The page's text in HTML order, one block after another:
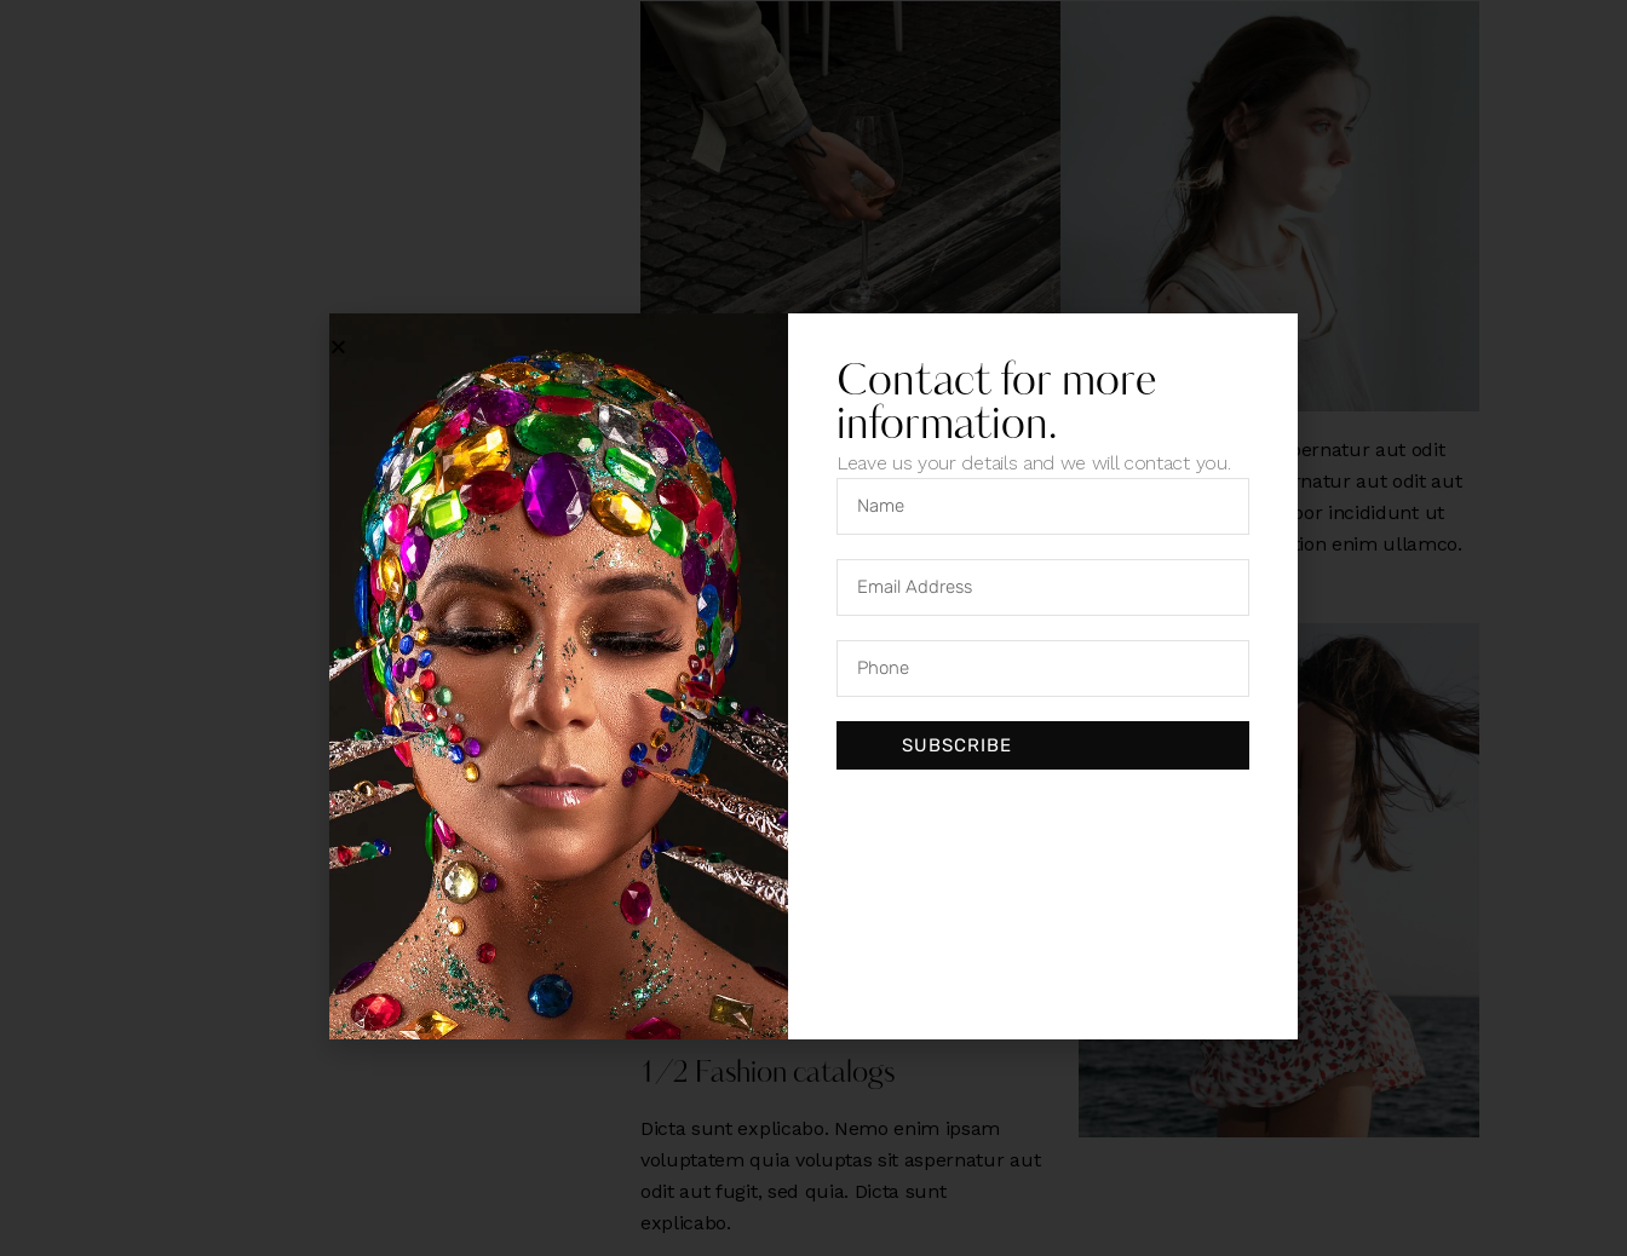
Dicta sunt explicabo. Nemo enim ipsam voluptatem quia voluptas sit aspernatur aut odit
aut fugit, sed quia. Nemo enim ipsam voluptatem quia voluptas sit aspernatur aut odit aut
fugit, sed quia. Dicta sunt explicabo. Adipiscing elit, sed do eiusmod tempor incididunt ut
labore et dolore magna aliqua. Ut enim ad veniam quis nostrud exercitation enim ullamco.
Nemo magna ipsam
Voluptatem Quia Voluptas.
Dicta sunt explicabo. Nemo enim ipsam
voluptatem quia voluptas sit aspernatur aut
odit aut fugit, sed quia. Nemo enim ipsam
voluptatem quia voluptas sit aspernatur aut
odit aut fugit, sed quia.
1/1 Beauty photos
Dicta sunt explicabo. Nemo enim ipsam
voluptatem quia voluptas sit aspernatur aut
odit aut fugit, sed dolore sed do magna
quia.
1/2 Fashion catalogs
Dicta sunt explicabo. Nemo enim ipsam
voluptatem quia voluptas sit aspernatur aut
odit aut fugit, sed quia. Dicta sunt
explicabo.
Contact for more
information.
Leave us your details and we will contact you.
SUBSCRIBE